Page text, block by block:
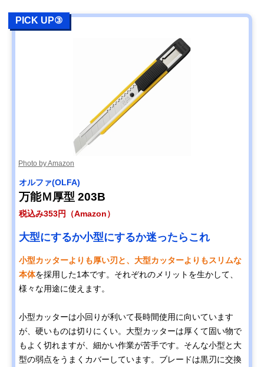
PICK UP③
Photo by Amazon
オルファ(OLFA)
万能Ｍ厚型 203B
税込み353円（Amazon）
大型にするか小型にするか迷ったらこれ
小型カッターよりも厚い刃と、大型カッターよりもスリムな
本体を採用した1本です。それぞれのメリットを生かして、
様々な用途に使えます。
小型カッターは小回りが利いて長時間使用に向いています
が、硬いものは切りにくい。大型カッターは厚くて固い物で
もよく切れますが、細かい作業が苦手です。そんな小型と大
型の弱点をうまくカバーしています。ブレードは黒刃に交換